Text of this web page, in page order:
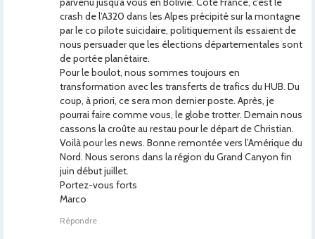
crash de l’A320 dans les Alpes précipité sur la montagne
par le co pilote suicidaire, politiquement ils essaient de
nous persuader que les élections départementales sont
de portée planétaire.
Pour le boulot, nous sommes toujours en
transformation avec les transferts de trafics du HUB. Du
coup, à priori, ce sera mon dernier poste. Après, je
pourrai faire comme vous, le globe trotter. Demain nous
cassons la croûte au restau pour le départ de Christian.
Voilà pour les news. Bonne remontée vers l’Amérique du
Nord. Nous serons dans la région du Grand Canyon fin
juin début juillet.
Portez-vous forts
Marco
Répondre